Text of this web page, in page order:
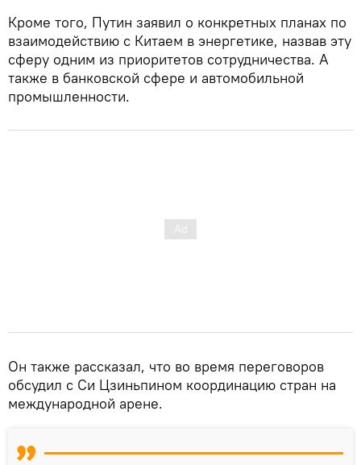
Кроме того, Путин заявил о конкретных планах по
взаимодействию с Китаем в энергетике, назвав эту
сферу одним из приоритетов сотрудничества. А
также в банковской сфере и автомобильной
промышленности.
Он также рассказал, что во время переговоров
обсудил с Си Цзиньпином координацию стран на
международной арене.